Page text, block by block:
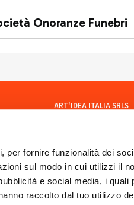
per fornire funzionalità dei
sul modo in cui utilizzi il
e social media, i quali
raccolto dal tuo utilizzo
Onoranze Funebri
ART'IDEA ITALIA SRLS